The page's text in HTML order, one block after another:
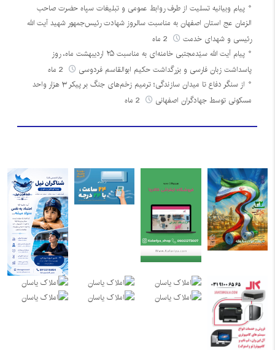
پیام وبیانیه تسلیت از طرف روابط عمومی و تبلیغات سپاه حضرت صاحب
الزمان عج استان اصفهان به مناسبت سالروز شهادت رئیس‌جمهور شهید آیت الله
رئیسی و شهدای خدمت
پیام آیت الله سیّدمجتبی خامنه‌ای به مناسبت ۲۵ اردیبهشت ماه، روز
پاسداشت زبان فارسی و بزرگداشت حکیم ابوالقاسم فردوسی
از سنگر دفاع تا میدان سازندگی؛ ترمیم زخم‌های جنگ بر پیکر ۳ هزار واحد
مسکونی توسط جهادگران اصفهانی